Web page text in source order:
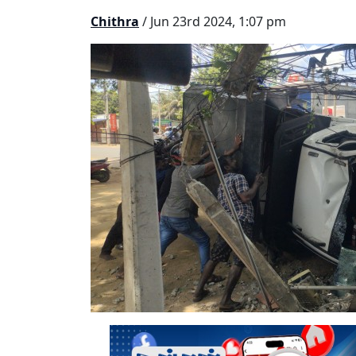
Chithra / Jun 23rd 2024, 1:07 pm